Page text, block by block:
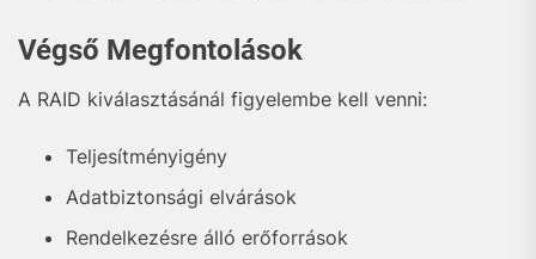
Végső Megfontolások
A RAID kiválasztásánál figyelembe kell venni:
Teljesítményigény
Adatbiztonsági elvárások
Rendelkezésre álló erőforrások